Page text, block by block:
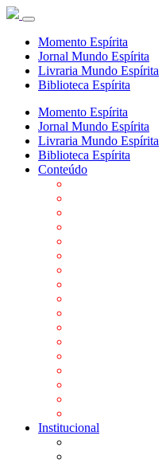
Momento Espírita
Jornal Mundo Espírita
Livraria Mundo Espírita
Biblioteca Espírita
Momento Espírita
Jornal Mundo Espírita
Livraria Mundo Espírita
Biblioteca Espírita
Conteúdo
Institucional